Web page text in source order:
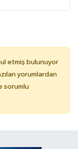
etmiş bulunuyor
yorumlardan
sorumlu